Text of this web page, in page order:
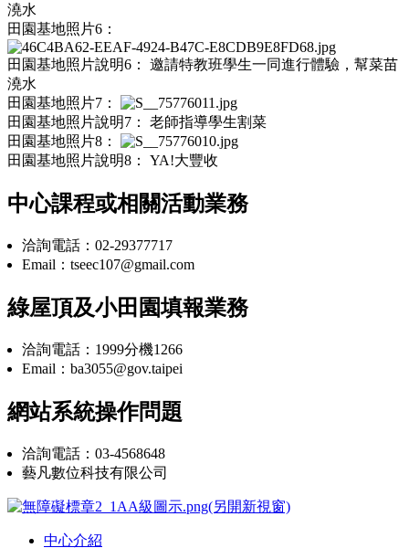
澆水
田園基地照片6：
田園基地照片說明6：
邀請特教班學生一同進行體驗，幫菜苗
澆水
田園基地照片7：
田園基地照片說明7：
老師指導學生割菜
田園基地照片8：
田園基地照片說明8：
YA!大豐收
中心課程或相關活動業務
洽詢電話：02-29377717
Email：tseec107@gmail.com
綠屋頂及小田園填報業務
洽詢電話：1999分機1266
Email：ba3055@gov.taipei
網站系統操作問題
洽詢電話：03-4568648
藝凡數位科技有限公司
中心介紹